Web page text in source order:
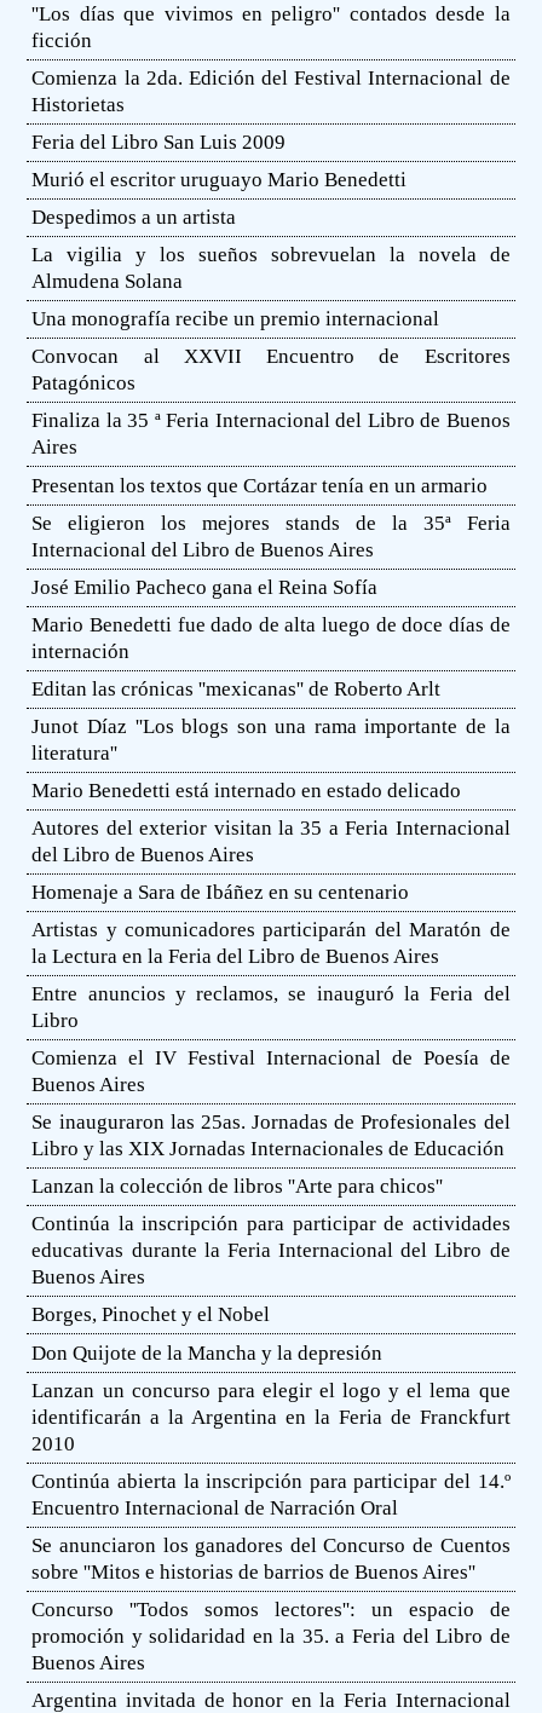
''Los días que vivimos en peligro'' contados desde la
ficción
Comienza la 2da. Edición del Festival Internacional de
Historietas
Feria del Libro San Luis 2009
Murió el escritor uruguayo Mario Benedetti
Despedimos a un artista
La vigilia y los sueños sobrevuelan la novela de
Almudena Solana
Una monografía recibe un premio internacional
Convocan al XXVII Encuentro de Escritores
Patagónicos
Finaliza la 35 ª Feria Internacional del Libro de Buenos
Aires
Presentan los textos que Cortázar tenía en un armario
Se eligieron los mejores stands de la 35ª Feria
Internacional del Libro de Buenos Aires
José Emilio Pacheco gana el Reina Sofía
Mario Benedetti fue dado de alta luego de doce días de
internación
Editan las crónicas ''mexicanas'' de Roberto Arlt
Junot Díaz ''Los blogs son una rama importante de la
literatura''
Mario Benedetti está internado en estado delicado
Autores del exterior visitan la 35 a Feria Internacional
del Libro de Buenos Aires
Homenaje a Sara de Ibáñez en su centenario
Artistas y comunicadores participarán del Maratón de
la Lectura en la Feria del Libro de Buenos Aires
Entre anuncios y reclamos, se inauguró la Feria del
Libro
Comienza el IV Festival Internacional de Poesía de
Buenos Aires
Se inauguraron las 25as. Jornadas de Profesionales del
Libro y las XIX Jornadas Internacionales de Educación
Lanzan la colección de libros ''Arte para chicos''
Continúa la inscripción para participar de actividades
educativas durante la Feria Internacional del Libro de
Buenos Aires
Borges, Pinochet y el Nobel
Don Quijote de la Mancha y la depresión
Lanzan un concurso para elegir el logo y el lema que
identificarán a la Argentina en la Feria de Franckfurt
2010
Continúa abierta la inscripción para participar del 14.º
Encuentro Internacional de Narración Oral
Se anunciaron los ganadores del Concurso de Cuentos
sobre ''Mitos e historias de barrios de Buenos Aires''
Concurso ''Todos somos lectores'': un espacio de
promoción y solidaridad en la 35. a Feria del Libro de
Buenos Aires
Argentina invitada de honor en la Feria Internacional